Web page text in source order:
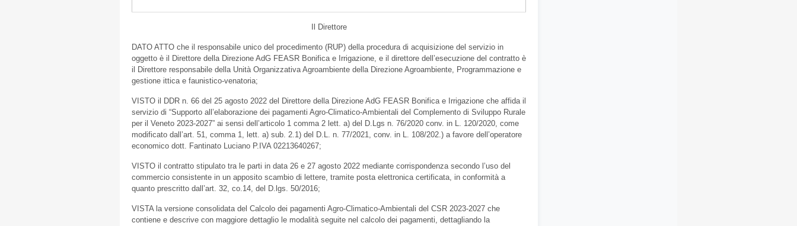
Il Direttore
DATO ATTO che il responsabile unico del procedimento (RUP) della procedura di acquisizione del servizio in
oggetto è il Direttore della Direzione AdG FEASR Bonifica e Irrigazione, e il direttore dell’esecuzione del contratto è
il Direttore responsabile della Unità Organizzativa Agroambiente della Direzione Agroambiente, Programmazione e
gestione ittica e faunistico-venatoria;
VISTO il DDR n. 66 del 25 agosto 2022 del Direttore della Direzione AdG FEASR Bonifica e Irrigazione che affida il
servizio di “Supporto all’elaborazione dei pagamenti Agro-Climatico-Ambientali del Complemento di Sviluppo Rurale
per il Veneto 2023-2027” ai sensi dell’articolo 1 comma 2 lett. a) del D.Lgs n. 76/2020 conv. in L. 120/2020, come
modificato dall’art. 51, comma 1, lett. a) sub. 2.1) del D.L. n. 77/2021, conv. in L. 108/202.) a favore dell’operatore
economico dott. Fantinato Luciano P.IVA 02213640267;
VISTO il contratto stipulato tra le parti in data 26 e 27 agosto 2022 mediante corrispondenza secondo l’uso del
commercio consistente in un apposito scambio di lettere, tramite posta elettronica certificata, in conformità a
quanto prescritto dall’art. 32, co.14, del D.lgs. 50/2016;
VISTA la versione consolidata del Calcolo dei pagamenti Agro-Climatico-Ambientali del CSR 2023-2027 che
contiene e descrive con maggiore dettaglio le modalità seguite nel calcolo dei pagamenti, dettagliando la